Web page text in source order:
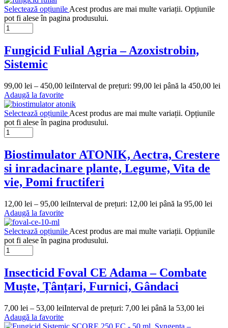
Selectează opțiunile Acest produs are mai multe variații. Opțiunile
pot fi alese în pagina produsului.
Fungicid Fulial Agria – Azoxistrobin,
Sistemic
99,00 lei – 450,00 leiInterval de prețuri: 99,00 lei până la 450,00 lei
Adaugă la favorite
Selectează opțiunile Acest produs are mai multe variații. Opțiunile
pot fi alese în pagina produsului.
Biostimulator ATONIK, Aectra, Crestere
si inradacinare plante, Legume, Vita de
vie, Pomi fructiferi
12,00 lei – 95,00 leiInterval de prețuri: 12,00 lei până la 95,00 lei
Adaugă la favorite
Selectează opțiunile Acest produs are mai multe variații. Opțiunile
pot fi alese în pagina produsului.
Insecticid Foval CE Adama – Combate
Muște, Țânțari, Furnici, Gândaci
7,00 lei – 53,00 leiInterval de prețuri: 7,00 lei până la 53,00 lei
Adaugă la favorite